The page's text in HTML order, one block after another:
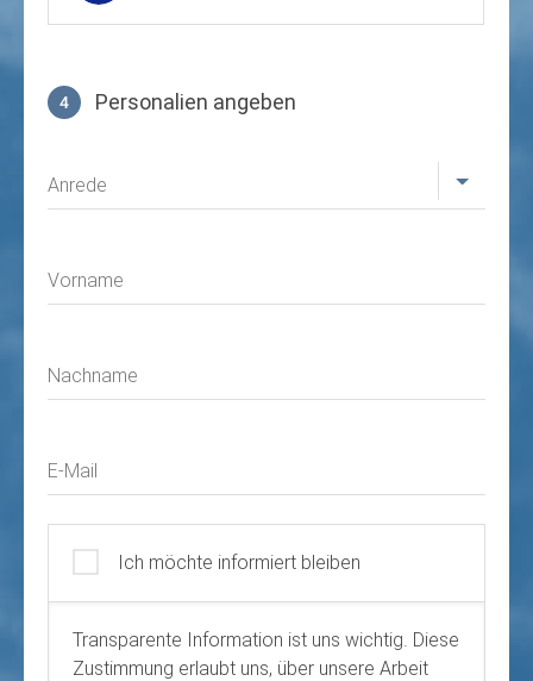
4 Personalien angeben
Anrede
Vorname
Nachname
E-Mail
Ich möchte informiert bleiben
Transparente Information ist uns wichtig. Diese
Zustimmung erlaubt uns, über unsere Arbeit